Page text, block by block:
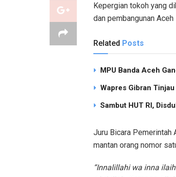
Kepergian tokoh yang
dan pembangunan
Related Posts
MPU Banda Aceh
Wapres Gibran
Sambut HUT RI,
Juru Bicara Pemerintah
mantan orang nomor
“Innalillahi wa inna